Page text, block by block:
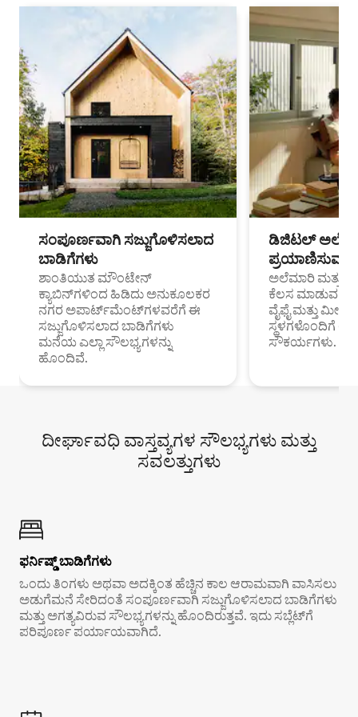
ಸಂಪೂರ್ಣವಾಗಿ ಸಜ್ಜುಗೊಳಿಸಲಾದ
ಬಾಡಿಗೆಗಳು
ಶಾಂತಿಯುತ ಮೌಂಟೇನ್
ಕ್ಯಾಬಿನ್‌ಗಳಿಂದ ಹಿಡಿದು ಅನುಕೂಲಕರ
ನಗರ ಅಪಾರ್ಟ್‌ಮೆಂಟ್‌ಗಳವರೆಗೆ ಈ
ಸಜ್ಜುಗೊಳಿಸಲಾದ ಬಾಡಿಗೆಗಳು
ಮನೆಯ ಎಲ್ಲಾ ಸೌಲಭ್ಯಗಳನ್ನು
ಹೊಂದಿವೆ.
ಡಿಜಿಟಲ್
ಪ್ರಯಾಣಿಸುವ
ಅಲೆಮಾರಿ ಮತ್ತು
ಕೆಲಸ ಮಾಡುವ
ವೈಫೈ ಮತ್ತು
ಸ್ಥಳಗಳೊಂದಿಗೆ
ಸೌಕರ್ಯಗಳು.
ದೀರ್ಘಾವಧಿ ವಾಸ್ತವ್ಯಗಳ ಸೌಲಭ್ಯಗಳು ಮತ್ತು
ಸವಲತ್ತುಗಳು
ಫರ್ನಿಷ್ಡ್ ಬಾಡಿಗೆಗಳು
ಒಂದು ತಿಂಗಳು ಅಥವಾ ಅದಕ್ಕಿಂತ ಹೆಚ್ಚಿನ ಕಾಲ ಆರಾಮವಾಗಿ ವಾಸಿಸಲು
ಅಡುಗೆಮನೆ ಸೇರಿದಂತೆ ಸಂಪೂರ್ಣವಾಗಿ ಸಜ್ಜುಗೊಳಿಸಲಾದ ಬಾಡಿಗೆಗಳು
ಮತ್ತು ಅಗತ್ಯವಿರುವ ಸೌಲಭ್ಯಗಳನ್ನು ಹೊಂದಿರುತ್ತವೆ. ಇದು ಸಬ್ಲೆಟ್‌ಗೆ
ಪರಿಪೂರ್ಣ ಪರ್ಯಾಯವಾಗಿದೆ.